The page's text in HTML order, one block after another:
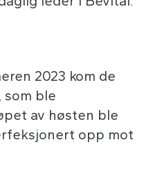
2023 kom de
som ble
av høsten ble
opp mot